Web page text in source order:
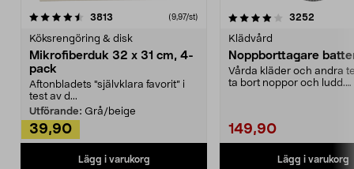
3813 (9,97/st)
Köksrengöring & disk
Mikrofiberduk 32 x 31 cm, 4-
pack
Aftonbladets "självklara favorit” i
test av d...
Utförande: Grå/beige
39,90
Lägg i varukorg
4.0av 5 stjärnor 3252
Klädvård
Noppborttagare
Vårda kläder och andra
ta bort noppor och ludd.
149,90
Lägg i varukorg
4.5av 5 stjärnor